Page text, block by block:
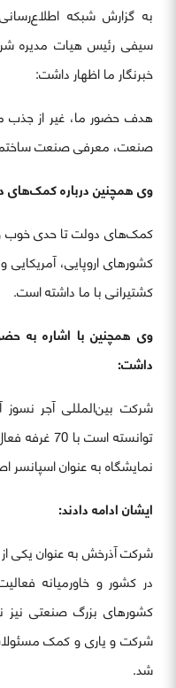
به گزارش شبکه
سیفی رئیس هیات مدیره
خبرنگار ما اظهار داشت:
هدف حضور ما، غیر از جذب
صنعت، معرفی صنعت
وی همچنین درباره کمک‌های
کمک‌های دولت تا حدی خوب
کشورهای اروپایی،
کشتیرانی با ما داشته است.
وی همچنین با اشاره به
داشت:
نمایشگاه به عنوان
ایشان ادامه دادند:
شرکت آذرخش به عنوان یکی
در کشور و خاورمیانه
کشورهای بزرگ صنعتی نیز
شرکت و یاری و کمک
شد.